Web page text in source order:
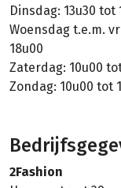
Dinsdag: 13u30 tot
Woensdag t.e.m.
18u00
Zaterdag: 10u00
Zondag: 10u00 tot
2Fashion